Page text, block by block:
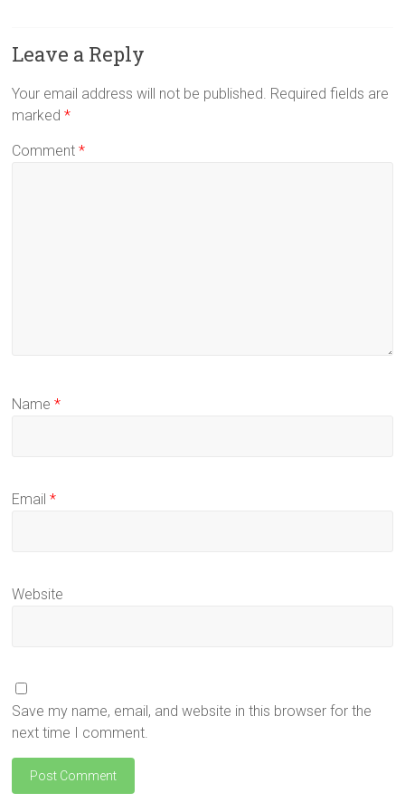
Leave a Reply
Your email address will not be published. Required fields are
marked*
Comment*
Name*
Email*
Website
Save my name, email, and website in this browser for the
next time I comment.